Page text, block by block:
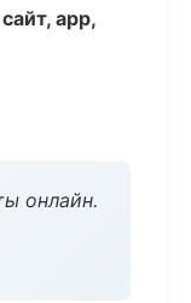
app,
онлайн.